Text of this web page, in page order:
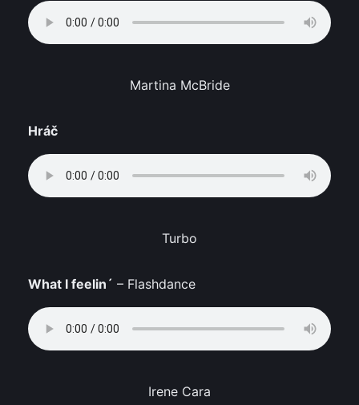
Martina McBride
Hráč
Turbo
What I feelin´ – Flashdance
Irene Cara